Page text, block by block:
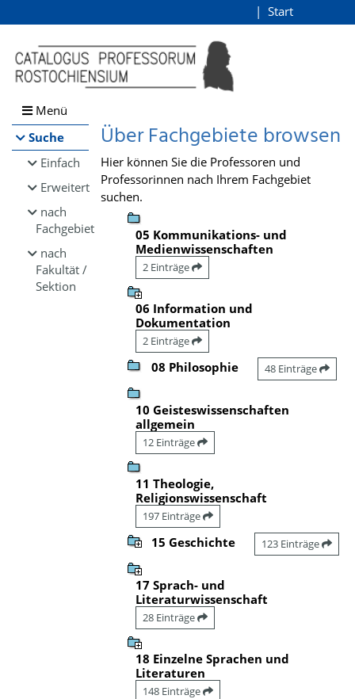
Browsen
direkt zum Inhalt
Start
Menü
Suche
Einfach
Erweitert
nach
Fachgebiet
nach
Fakultät /
Sektion
Über Fachgebiete browsen
Hier können Sie die Professoren und
Professorinnen nach Ihrem Fachgebiet
suchen.
05 Kommunikations- und
Medienwissenschaften
2 Einträge
06 Information und
Dokumentation
2 Einträge
08 Philosophie 48 Einträge
10 Geisteswissenschaften
allgemein
12 Einträge
11 Theologie,
Religionswissenschaft
197 Einträge
15 Geschichte 123 Einträge
17 Sprach- und
Literaturwissenschaft
28 Einträge
18 Einzelne Sprachen und
Literaturen
148 Einträge